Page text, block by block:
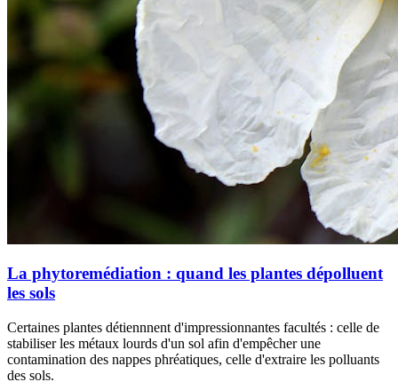
La phytoremédiation : quand les plantes dépolluent
les sols
Certaines plantes détiennnent d'impressionnantes facultés : celle de
stabiliser les métaux lourds d'un sol afin d'empêcher une
contamination des nappes phréatiques, celle d'extraire les polluants
des sols.